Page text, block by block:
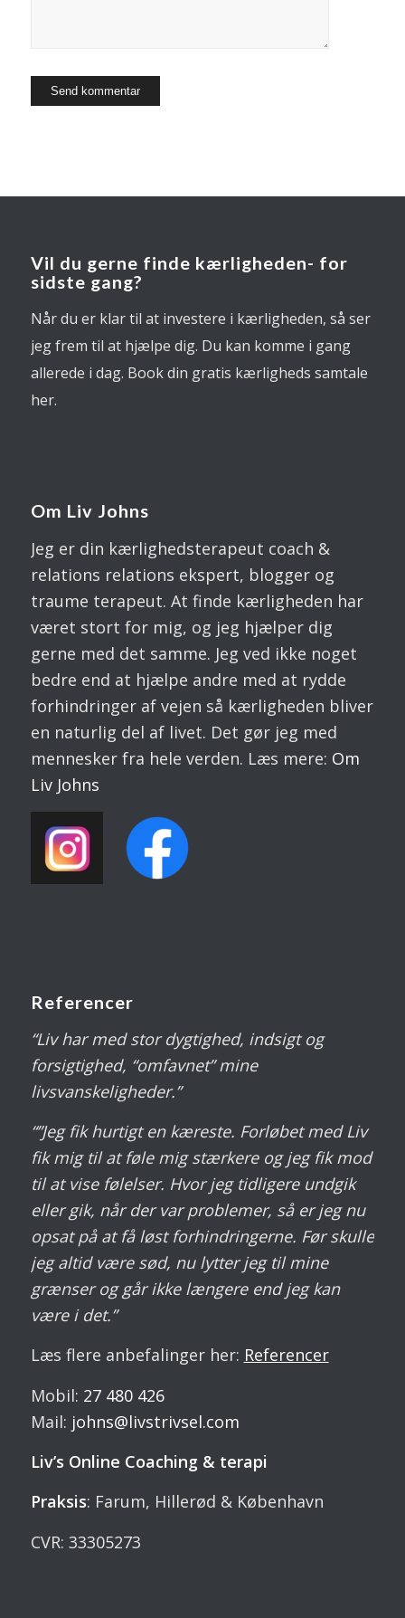
Vil du gerne finde kærligheden- for
sidste gang?
Når du er klar til at investere i kærligheden, så ser
jeg frem til at hjælpe dig. Du kan komme i gang
allerede i dag. Book din gratis kærligheds samtale
her.
Om Liv Johns
Jeg er din kærlighedsterapeut coach &
relations relations ekspert, blogger og
traume terapeut. At finde kærligheden har
været stort for mig, og jeg hjælper dig
gerne med det samme. Jeg ved ikke noget
bedre end at hjælpe andre med at rydde
forhindringer af vejen så kærligheden bliver
en naturlig del af livet. Det gør jeg med
mennesker fra hele verden. Læs mere: Om
Liv Johns
Referencer
“Liv har med stor dygtighed, indsigt og
forsigtighed, “omfavnet” mine
livsvanskeligheder.”
“”Jeg fik hurtigt en kæreste. Forløbet med Liv
fik mig til at føle mig stærkere og jeg fik mod
til at vise følelser. Hvor jeg tidligere undgik
eller gik, når der var problemer, så er jeg nu
opsat på at få løst forhindringerne. Før skulle
jeg altid være sød, nu lytter jeg til mine
grænser og går ikke længere end jeg kan
være i det.”
Læs flere anbefalinger her: Referencer
Mobil: 27 480 426
Mail: johns@livstrivsel.com
Liv’s Online Coaching & terapi
Praksis: Farum, Hillerød & København
CVR: 33305273